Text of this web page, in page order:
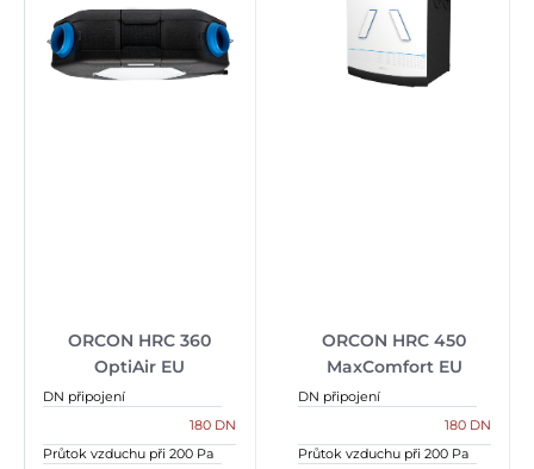
ORCON HRC 360
OptiAir EU
DN připojení
180 DN
Průtok vzduchu při 200 Pa
ORCON HRC 450
MaxComfort EU
DN připojení
180 DN
Průtok vzduchu při 200 Pa